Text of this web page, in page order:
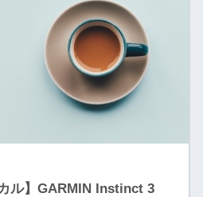
ル】GARMIN Instinct 3